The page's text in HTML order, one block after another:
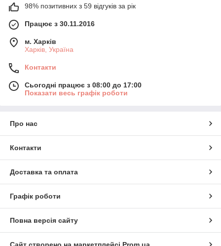
98% позитивних з 59 відгуків за рік
Працює з 30.11.2016
м. Харків
Харків, Україна
Контакти
Сьогодні працює з 08:00 до 17:00
Показати весь графік роботи
Про нас
Контакти
Доставка та оплата
Графік роботи
Повна версія сайту